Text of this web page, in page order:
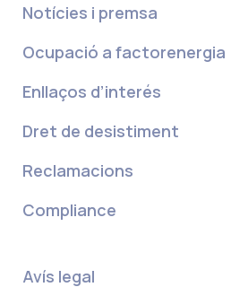
Notícies i premsa
Ocupació a factorenergia
Enllaços d’interés
Dret de desistiment
Reclamacions
Compliance
Avís legal